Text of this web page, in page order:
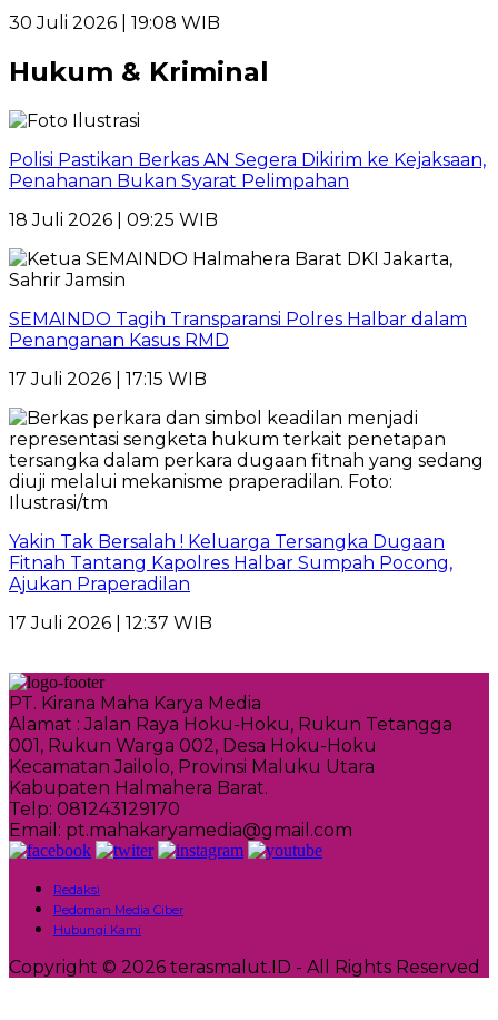
30 Juli 2026 | 19:08 WIB
Hukum & Kriminal
Polisi Pastikan Berkas AN Segera Dikirim ke Kejaksaan,
Penahanan Bukan Syarat Pelimpahan
18 Juli 2026 | 09:25 WIB
SEMAINDO Tagih Transparansi Polres Halbar dalam
Penanganan Kasus RMD
17 Juli 2026 | 17:15 WIB
Yakin Tak Bersalah ! Keluarga Tersangka Dugaan
Fitnah Tantang Kapolres Halbar Sumpah Pocong,
Ajukan Praperadilan
17 Juli 2026 | 12:37 WIB
PT. Kirana Maha Karya Media
Alamat : Jalan Raya Hoku-Hoku, Rukun Tetangga
001, Rukun Warga 002, Desa Hoku-Hoku
Kecamatan Jailolo, Provinsi Maluku Utara
Kabupaten Halmahera Barat.
Telp: 081243129170
Email: pt.mahakaryamedia@gmail.com
Redaksi
Pedoman Media Ciber
Hubungi Kami
Copyright © 2026 terasmalut.ID - All Rights Reserved